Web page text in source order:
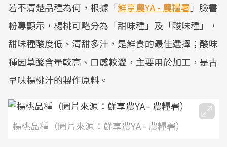
若不清楚品種為何，根據「鮮享農YA - 農糧署 」臉書
粉專顯示，楊桃可略分為「甜味種」及「酸味種」，
甜味種酸度低、清甜多汁，是鮮食的最佳選擇；酸味
種因草酸含量較高、口感較澀，主要用於加工，是古
早味楊桃汁的製作原料。
楊桃品種（圖片來源：鮮享農YA - 農糧署）